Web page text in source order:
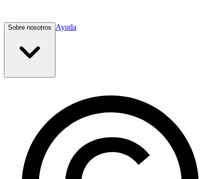
Sobre nosotros Ayuda